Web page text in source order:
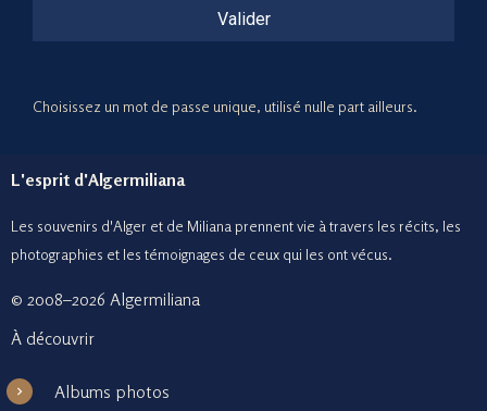
Valider
Choisissez un mot de passe unique, utilisé nulle part ailleurs.
L'esprit d'Algermiliana
Les souvenirs d'Alger et de Miliana prennent vie à travers les récits, les
photographies et les témoignages de ceux qui les ont vécus.
© 2008–2026 Algermiliana
À découvrir
Albums photos